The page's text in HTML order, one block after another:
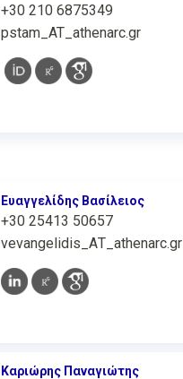
+30 210 6875349
pstam_AT_athenarc.gr
Ευαγγελίδης Βασίλειος
+30 25413 50657
vevangelidis_ΑΤ_athenarc.gr
Καριώρης Παναγιώτης